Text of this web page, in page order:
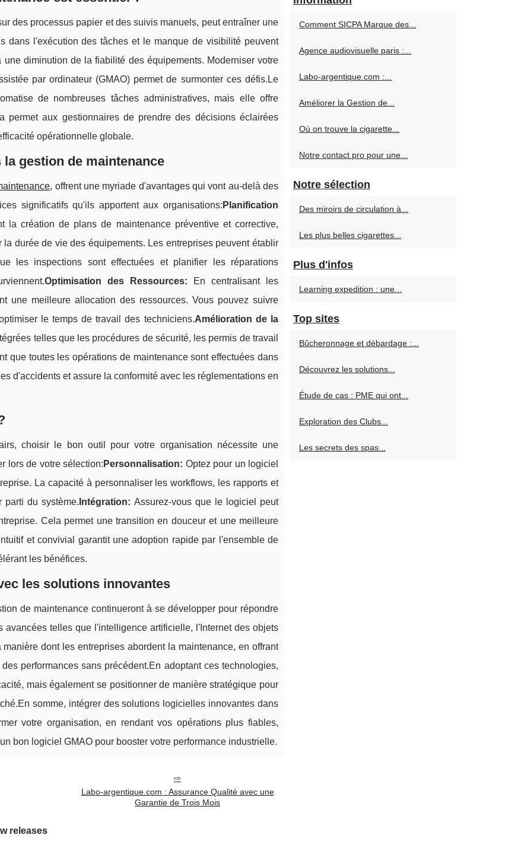
des processus papier et des suivis manuels, peut entraîner une
dans l'exécution des tâches et le manque de visibilité peuvent
diminution de la fiabilité des équipements. Moderniser votre
par ordinateur (GMAO) permet de surmonter ces défis.Le
de nombreuses tâches administratives, mais elle offre
permet aux gestionnaires de prendre des décisions éclairées
opérationnelle globale.
gestion de maintenance
, offrent une myriade d'avantages qui vont au-delà des
significatifs qu'ils apportent aux organisations: Planification
la création de plans de maintenance préventive et corrective,
durée de vie des équipements. Les entreprises peuvent établir
les inspections sont effectuées et planifier les réparations
Optimisation des Ressources: En centralisant les
une meilleure allocation des ressources. Vous pouvez suivre
le temps de travail des techniciens.Amélioration de la
telles que les procédures de sécurité, les permis de travail
que toutes les opérations de maintenance sont effectuées dans
d'accidents et assure la conformité avec les réglementations en
choisir le bon outil pour votre organisation nécessite une
lors de votre sélection: Personnalisation: Optez pour un logiciel
La capacité à personnaliser les workflows, les rapports et
parti du système. Intégration: Assurez-vous que le logiciel peut
Cela permet une transition en douceur et une meilleure
et convivial garantit une adoption rapide par l'ensemble de
les bénéfices.
les solutions innovantes
de maintenance continueront à se développer pour répondre
telles que l'intelligence artificielle, l'Internet des objets
dont les entreprises abordent la maintenance, en offrant
performances sans précédent.En adoptant ces technologies,
mais également se positionner de manière stratégique pour
somme, intégrer des solutions logicielles innovantes dans
votre organisation, en rendant vos opérations plus fiables,
bon logiciel GMAO pour booster votre performance industrielle.
Labo-argentique.com : Assurance Qualité avec une
Garantie de Trois Mois
releases
Comment SICPA Marque des...
Agence audiovisuelle paris :...
Labo-argentique.com :...
Améliorer la Gestion de...
Où on trouve la cigarette...
Notre contact pro pour une...
Notre sélection
Des miroirs de circulation à...
Les plus belles cigarettes...
Plus d'infos
Learning expedition : une...
Top sites
Bûcheronnage et débardage :...
Découvrez les solutions...
Étude de cas : PME qui ont...
Exploration des Clubs...
Les secrets des spas...